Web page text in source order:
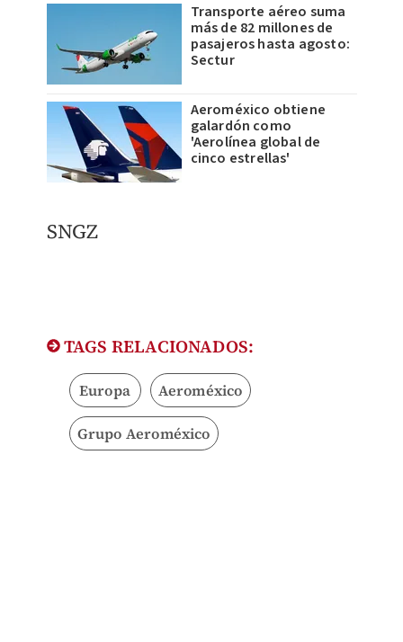
Transporte aéreo suma
más de 82 millones de
pasajeros hasta agosto:
Sectur
Aeroméxico obtiene
galardón como
'Aerolínea global de
cinco estrellas'
SNGZ
TAGS RELACIONADOS:
Europa Aeroméxico
Grupo Aeroméxico